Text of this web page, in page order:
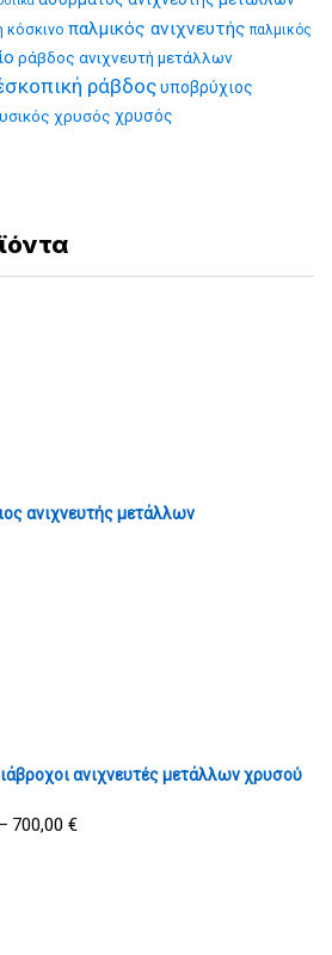
κόσκινο παλμικός ανιχνευτής παλμικός
ράβδος ανιχνευτή μετάλλων
ράβδοςυποβρύχιος
χρυσός χρυσός
ανιχνευτής μετάλλων
ανιχνευτές μετάλλων χρυσού
– 700,00 €